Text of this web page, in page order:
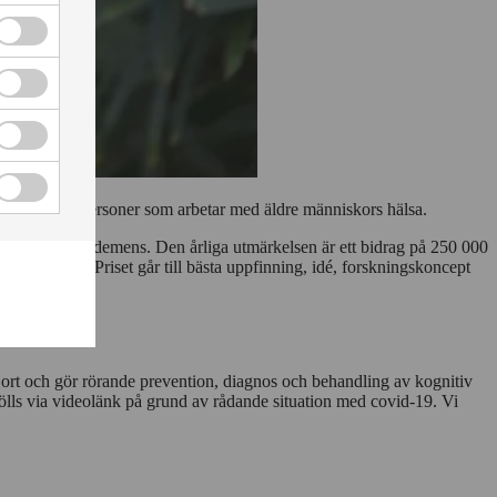
för personer som arbetar med äldre människors hälsa.
och demens. Den årliga utmärkelsen är ett bidrag på 250 000
discipliner. Priset går till bästa uppfinning, idé, forskningskoncept
och gör rörande prevention, diagnos och behandling av kognitiv
via videolänk på grund av rådande situation med covid-19. Vi